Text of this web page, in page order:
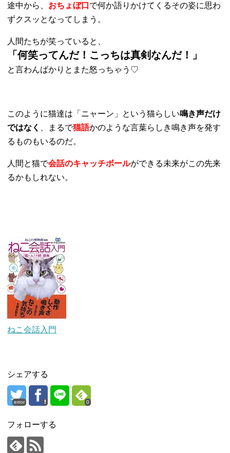
途中から、 おちょぼ口 で何か語りかけてくるその姿に思わ
ずクスッとなってしまう。
人間たちが笑っていると、
「何笑ってんだ！こっちは真剣なんだ！」
と言わんばかりとまた怒っちゃう♡
このように猫達は「ニャーン」という猫らしい鳴き声だけ
ではなく
、まるで猫語かのような言葉らしき鳴き声を発す
るものもいるのだ。
人間と猫で会話のキャッチボールができる未来がこの先来
るかもしれない。
ねこ会話入門
シェアする
error 0
フォローする